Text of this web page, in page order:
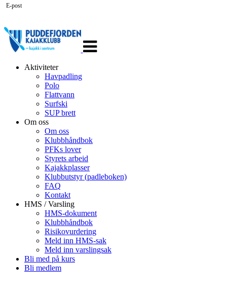
navigasjon
Aktiviteter
Havpadling
Polo
Flattvann
Surfski
SUP brett
Om oss
Om oss
Klubbhåndbok
PFKs lover
Styrets arbeid
Kajakkplasser
Klubbutstyr (padleboken)
FAQ
Kontakt
HMS / Varsling
HMS-dokument
Klubbhåndbok
Risikovurdering
Meld inn HMS-sak
Meld inn varslingsak
Bli med på kurs
Bli medlem
E-post